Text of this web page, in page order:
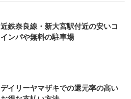
近鉄奈良線・新大宮駅付近の安いコ
インパや無料の駐車場
デイリーヤマザキでの還元率の高い